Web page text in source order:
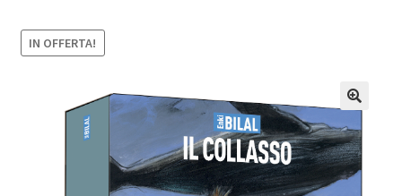
Carrello
Il mio account
IN OFFERTA!